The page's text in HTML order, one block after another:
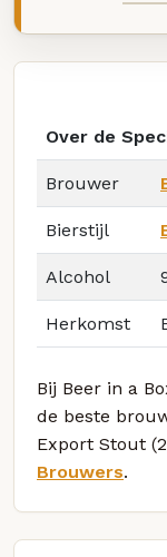
Over de
Brouwer
Bierstijl
Alcohol
Herkomst
Bij Beer in a
de beste
Export Stout
Brouwers.